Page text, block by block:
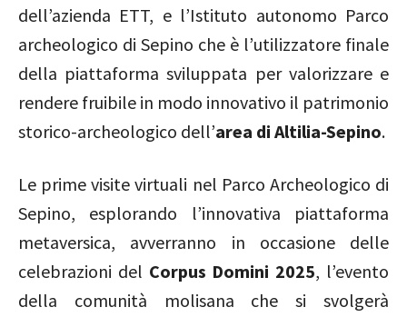
dell’azienda ETT, e l’Istituto autonomo Parco
archeologico di Sepino che è l’utilizzatore finale
della piattaforma sviluppata per valorizzare e
rendere fruibile in modo innovativo il patrimonio
storico-archeologico dell’area di Altilia-Sepino.
Le prime visite virtuali nel Parco Archeologico di
Sepino, esplorando l’innovativa piattaforma
metaversica, avverranno in occasione delle
celebrazioni del Corpus Domini 2025, l’evento
della comunità molisana che si svolgerà